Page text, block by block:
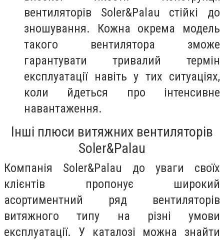
вентиляторів Soler&Palau стійкі до
зношування. Кожна окрема модель
такого вентилятора зможе
гарантувати тривалий термін
експлуатації навіть у тих ситуаціях,
коли йдеться про інтенсивне
навантаження.
Інші плюси витяжних вентиляторів
Soler&Palau
Компанія Soler&Palau до уваги своїх
клієнтів пропонує широкий
асортиментний ряд вентиляторів
витяжного типу на різні умови
експлуатації. У каталозі можна знайти